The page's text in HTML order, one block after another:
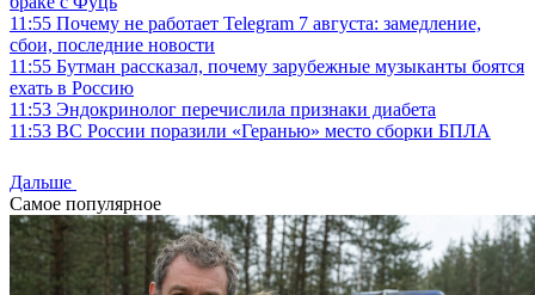
11:55 Почему не работает Telegram 7 августа: замедление,
сбои, последние новости
11:55 Бутман рассказал, почему зарубежные музыканты боятся
ехать в Россию
11:53 Эндокринолог перечислила признаки диабета
11:53 ВС России поразили «Геранью» место сборки БПЛА
Дальше
Самое популярное